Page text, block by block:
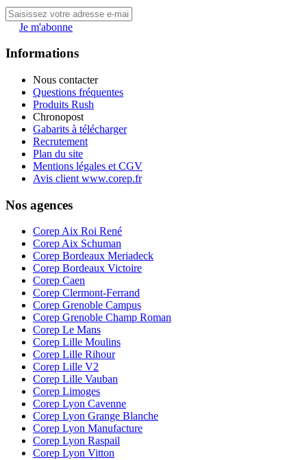
Je m'abonne
Informations
Nous contacter
Questions fréquentes
Produits Rush
Chronopost
Gabarits à télécharger
Recrutement
Plan du site
Mentions légales et CGV
Avis client www.corep.fr
Nos agences
Corep Aix Roi René
Corep Aix Schuman
Corep Bordeaux Meriadeck
Corep Bordeaux Victoire
Corep Caen
Corep Clermont-Ferrand
Corep Grenoble Campus
Corep Grenoble Champ Roman
Corep Le Mans
Corep Lille Moulins
Corep Lille Rihour
Corep Lille V2
Corep Lille Vauban
Corep Limoges
Corep Lyon Cavenne
Corep Lyon Grange Blanche
Corep Lyon Manufacture
Corep Lyon Raspail
Corep Lyon Vitton